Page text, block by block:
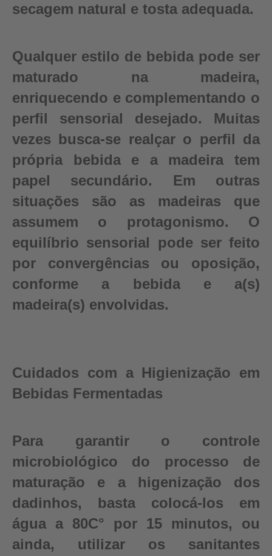
secagem natural e tosta adequada.
Qualquer estilo de bebida pode ser
maturado na madeira,
enriquecendo e complementando o
perfil sensorial desejado. Muitas
vezes busca-se realçar o perfil da
própria bebida e a madeira tem
papel secundário. Em outras
situações são as madeiras que
assumem o protagonismo. O
equilíbrio sensorial pode ser feito
por convergências ou oposição,
conforme a bebida e a(s)
madeira(s) envolvidas.
Cuidados com a Higienização em
Bebidas Fermentadas
Para garantir o controle
microbiológico do processo de
maturação e a higenização dos
dadinhos, basta colocá-los em
água a 80C° por 15 minutos, ou
ainda, utilizar os sanitantes